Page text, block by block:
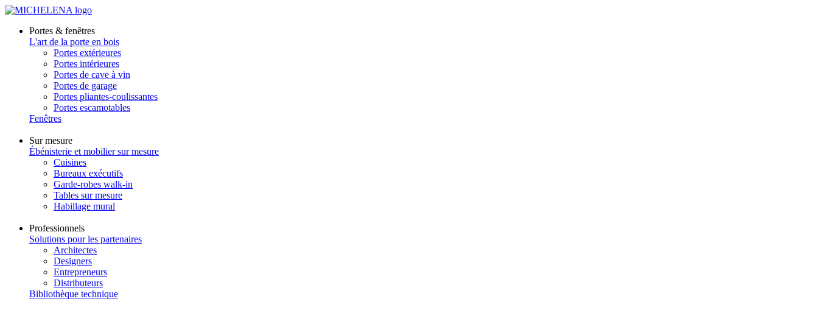
Portes & fenêtres
L'art de la porte en bois
Portes extérieures
Portes intérieures
Portes de cave à vin
Portes de garage
Portes pliantes-coulissantes
Portes escamotables
Fenêtres
Sur mesure
Ébénisterie et mobilier sur mesure
Cuisines
Bureaux exécutifs
Garde-robes walk-in
Tables sur mesure
Habillage mural
Professionnels
Solutions pour les partenaires
Architectes
Designers
Entrepreneurs
Distributeurs
Bibliothèque technique